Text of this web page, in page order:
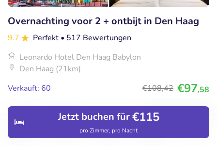
Entdecken Restaurants Buchungen
Jetzt buchen für€115
pro Zimmer, pro Nacht
Overnachting voor 2 + ontbijt in Den Haag
9.7 Perfekt • 517 Bewertungen
Leonardo Hotel Den Haag Babylon
Den Haag (21km)
Verkauft: 60
€108,42 €97,58